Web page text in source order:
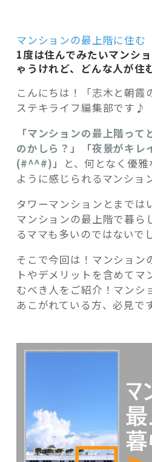
これからの暮らし
記事検索
マンションの最上階に住む
1度は住んでみたいマンシ
ゃうけれど、どんな人が住
こんにちは！「志木と朝霞
ステキライフ編集部です♪
「マンションの最上階っ
のかしら？」「夜景がキレ
(#^^#)」
と、何となく優
ように感じられるマンシ
タワーマンションとまでは
マンションの最上階で暮ら
るママも多いのではないで
そこで今回は！マンション
トやデメリットを含めてマ
むべき人をご紹介！マンシ
あこがれている方、必見で